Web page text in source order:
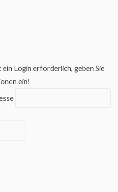
Login erforderlich, geben Sie
ein!